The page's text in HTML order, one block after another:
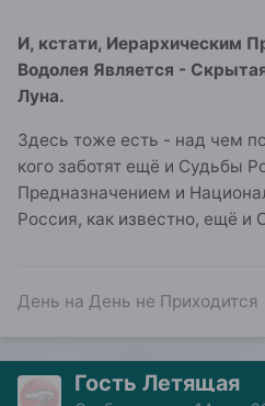
И, кстати, Иерархическим
Водолея Является -
Луна.
Здесь тоже есть - над чем
кого заботят ещё и Судьбы
Предназначением и
Россия, как известно, ещё и
День на День не Приходится
Гость Летящая